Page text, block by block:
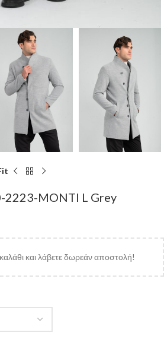
MONTI L Grey
και λάβετε δωρεάν αποστολή!